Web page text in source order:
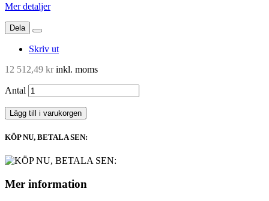
Mer detaljer
Dela
Skriv ut
12 512,49 krinkl. moms
Antal
Lägg till i varukorgen
KÖP NU, BETALA SEN:
Mer information